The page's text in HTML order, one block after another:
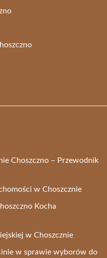
Choszczno – Przewodnik
w Choszcznie
Kocha
w Choszcznie
w sprawie wyborów do